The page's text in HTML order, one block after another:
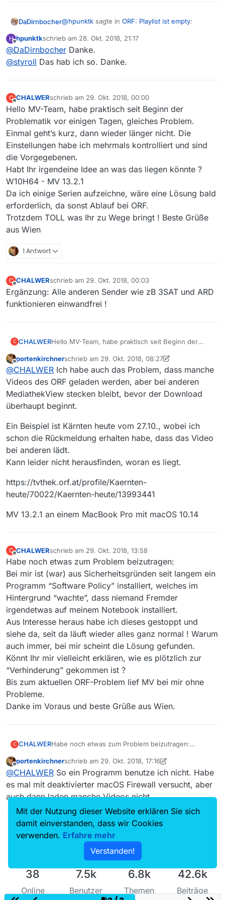
Zu 3.: Hab mittlerweile etwas Seltsames
rausgefunden:
Eine bestimmte Sendung, die durch ein Abo
Suche ich aber dieselbe Sendung im Bereich
“Filme”, betätige dort “Film aufzeichnen” (inkl.
automatischer Download-Start), dann wird sie
runtergeladen.
Im Screenshot stammt die 1.Zeile aus dem Abo,
die 2.Zeile aus der manuellen Auswahl aus
“Filme”.
Selbe Filmnr. 423748, selbe URL
https://apasfiis.sf.apa.at/ipad/cms-austria/2018-
10-27_1925_sd_06_zeit-
geschichte_____13993419__o__1086476776__s1438
7085_5__ORF3HD_19240521P_20132211P_Q6A.mp
DaDirnbocher@hpunktk sagte in ORF: Playlist ist empty:
etwas Seltsames rausgefunden:
Zeitpunkt gegolten haben. Spätere Änderungen
and den Set-Einstellungen wirken dann nicht.
Downloadeintrag löschen, und nach dem
geänderten Set-Einstellungen neuanlegen.
H
Offline
hpunktkschrieb am 28. Okt. 2018, 21:17
zuletzt editiert von
@DaDirnbocher Danke.
@styroll Das hab ich so. Danke.
C
Offline
CHALWERschrieb am 29. Okt. 2018, 00:00
zuletzt editiert von
Hello MV-Team, habe praktisch seit Beginn der
Problematik vor einigen Tagen, gleiches Problem.
Einmal geht’s kurz, dann wieder länger nicht. Die
Einstellungen habe ich mehrmals kontrolliert und sind
die Vorgegebenen.
Habt Ihr irgendeine Idee an was das liegen könnte ?
W10H64 - MV 13.2.1
Da ich einige Serien aufzeichne, wäre eine Lösung bald
erforderlich, da sonst Ablauf bei ORF.
Trotzdem TOLL was Ihr zu Wege bringt ! Beste Grüße
aus Wien
1 Antwort
C
Offline
CHALWERschrieb am 29. Okt. 2018, 00:03
zuletzt editiert von
Ergänzung: Alle anderen Sender wie zB 3SAT und ARD
funktionieren einwandfrei !
C CHALWERHello MV-Team, habe praktisch seit Beginn der
Einmal geht’s kurz, dann wieder länger nicht. Die
Einstellungen habe ich mehrmals kontrolliert und
sind die Vorgegebenen.
Habt Ihr irgendeine Idee an was das liegen könnte ?
W10H64 - MV 13.2.1
Da ich einige Serien aufzeichne, wäre eine Lösung
Trotzdem TOLL was Ihr zu Wege bringt ! Beste
Grüße aus Wien
Offline
portenkirchnerschrieb am 29. Okt. 2018, 08:27
zuletzt editiert von portenkirchner
@CHALWER Ich habe auch das Problem, dass manche
Videos des ORF geladen werden, aber bei anderen
MediathekView stecken bleibt, bevor der Download
überhaupt beginnt.
Ein Beispiel ist Kärnten heute vom 27.10., wobei ich
schon die Rückmeldung erhalten habe, dass das Video
bei anderen lädt.
Kann leider nicht herausfinden, woran es liegt.
https://tvthek.orf.at/profile/Kaernten-
heute/70022/Kaernten-heute/13993441
MV 13.2.1 an einem MacBook Pro mit macOS 10.14
C
Offline
CHALWERschrieb am 29. Okt. 2018, 13:58
zuletzt editiert von
Habe noch etwas zum Problem beizutragen:
Bei mir ist (war) aus Sicherheitsgründen seit langem ein
Programm “Software Policy” installiert, welches im
Hintergrund “wachte”, dass niemand Fremder
irgendetwas auf meinem Notebook installiert.
Aus Interesse heraus habe ich dieses gestoppt und
siehe da, seit da läuft wieder alles ganz normal ! Warum
auch immer, bei mir scheint die Lösung gefunden.
Könnt Ihr mir vielleicht erklären, wie es plötzlich zur
“Verhinderung” gekommen ist ?
Bis zum aktuellen ORF-Problem lief MV bei mir ohne
Probleme.
Danke im Voraus und beste Grüße aus Wien.
C CHALWERHabe noch etwas zum Problem beizutragen:
ein Programm “Software Policy” installiert, welches
im Hintergrund “wachte”, dass niemand Fremder
irgendetwas auf meinem Notebook installiert.
Aus Interesse heraus habe ich dieses gestoppt und
Warum auch immer, bei mir scheint die Lösung
gefunden.
Könnt Ihr mir vielleicht erklären, wie es plötzlich zur
“Verhinderung” gekommen ist ?
Bis zum aktuellen ORF-Problem lief MV bei mir
ohne Probleme.
Danke im Voraus und beste Grüße aus Wien.
Offline
portenkirchnerschrieb am 29. Okt. 2018, 17:16
zuletzt editiert von portenkirchner
@CHALWER So ein Programm benutze ich nicht. Habe
es mal mit deaktivierter macOS Firewall versucht, aber
auch dann laden manche Videos nicht.
38
Online
7.5k
Benutzer
6.8k
Themen
42.6k
Beiträge
Mit der Nutzung dieser Website erklären Sie sich
damit einverstanden, dass wir Cookies
verwenden. Erfahre mehr
Verstanden!